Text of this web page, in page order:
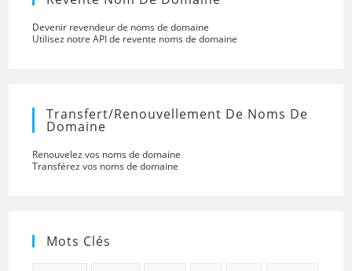
Devenir revendeur de noms de domaine
Utilisez notre API de revente noms de domaine
Transfert/renouvellement De Noms De
Domaine
Renouvelez vos noms de domaine
Transférez vos noms de domaine
Mots Clés